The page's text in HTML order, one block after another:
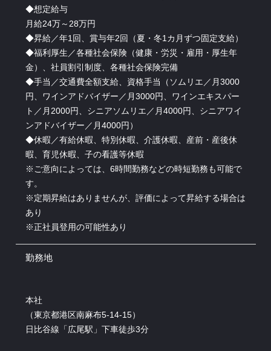
◆想定給与
月給24万～28万円
◆昇給／年1回、賞与年2回（夏・冬1カ月ずつ固定支給）
◆福利厚生／各種社会保険（健康・労災・雇用・厚生年
金）、社員割引制度、各種社会保険完備
◆手当／交通費全額支給、資格手当（ソムリエ／月3000
円、ワインアドバイザー／月3000円、ワインエキスパー
ト／月2000円、シニアソムリエ／月4000円、シニアワイ
ンアドバイザー／月4000円）
◆休暇／有給休暇、特別休暇、介護休暇、産前・産後休
暇、育児休暇、子の看護等休暇
※ご意向によっては、6時間勤務などの時短勤務も可能で
す。
※定期昇給はありませんが、評価によって昇給する場合は
あり
※正社員登用の可能性あり
勤務地
本社
（東京都港区南麻布5-14-15）
日比谷線「広尾駅」下車徒歩3分